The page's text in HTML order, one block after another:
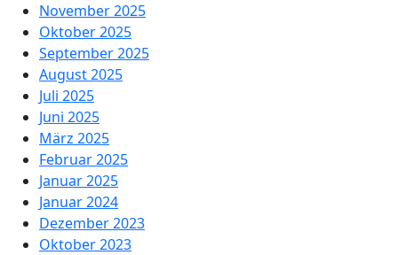
November 2025
Oktober 2025
September 2025
August 2025
Juli 2025
Juni 2025
März 2025
Februar 2025
Januar 2025
Januar 2024
Dezember 2023
Oktober 2023